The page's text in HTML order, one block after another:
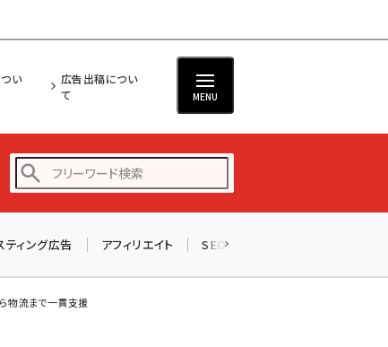
い
広告出稿につい
て
MENU
yahoo (1901)
ティング広告 アフィリエイト SEO
ら物流まで一貫支援